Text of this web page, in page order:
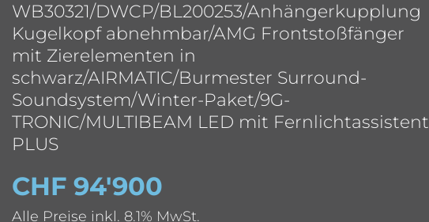
WB30321/DWCP/BL200253/Anhängerkupplung
Kugelkopf abnehmbar/AMG Frontstoßfänger
mit Zierelementen in
schwarz/AIRMATIC/Burmester Surround-
Soundsystem/Winter-Paket/9G-
TRONIC/MULTIBEAM LED mit Fernlichtassistent
PLUS
CHF 94'900
Alle Preise inkl. 8.1% MwSt.